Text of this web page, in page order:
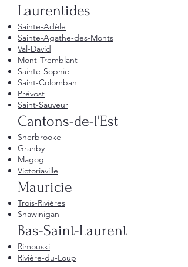
Laurentides
Sainte-Adèle
Sainte-Agathe-des-Monts
Val-David
Mont-Tremblant
Sainte-Sophie
Saint-Colomban
Prévost
Saint-Sauveur
Cantons-de-l'Est
Sherbrooke
Granby
Magog
Victoriaville
Mauricie
Trois-Rivières
Shawinigan
Bas-Saint-Laurent
Rimouski
Rivière-du-Loup